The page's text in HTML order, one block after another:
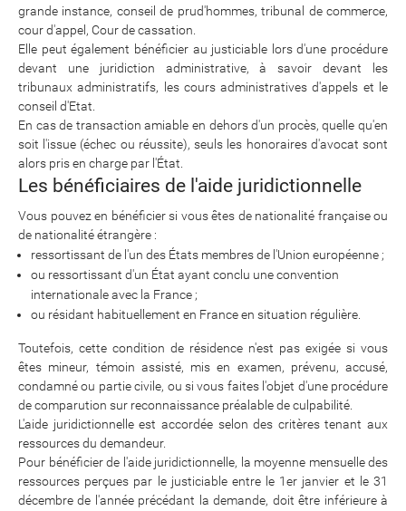
grande instance, conseil de prud'hommes, tribunal de commerce,
cour d'appel, Cour de cassation.
Elle peut également bénéficier au justiciable lors d'une procédure
devant une juridiction administrative, à savoir devant les
tribunaux administratifs, les cours administratives d'appels et le
conseil d'Etat.
En cas de transaction amiable en dehors d'un procès, quelle qu'en
soit l'issue (échec ou réussite), seuls les honoraires d'avocat sont
alors pris en charge par l'État.
Les bénéficiaires de l'aide juridictionnelle
Vous pouvez en bénéficier si vous êtes de nationalité française ou
de nationalité étrangère :
ressortissant de l'un des États membres de l'Union européenne ;
ou ressortissant d'un État ayant conclu une convention
internationale avec la France ;
ou résidant habituellement en France en situation régulière.
Toutefois, cette condition de résidence n'est pas exigée si vous
êtes mineur, témoin assisté, mis en examen, prévenu, accusé,
condamné ou partie civile, ou si vous faites l'objet d'une procédure
de comparution sur reconnaissance préalable de culpabilité.
L'aide juridictionnelle est accordée selon des critères tenant aux
ressources du demandeur.
Pour bénéficier de l'aide juridictionnelle, la moyenne mensuelle des
ressources perçues par le justiciable entre le 1er janvier et le 31
décembre de l'année précédant la demande, doit être inférieure à